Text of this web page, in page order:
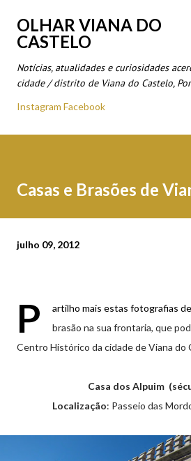
Avançar para o conteúdo
OLHAR VIANA DO
CASTELO
Notícias, atualidades e curiosidades
cidade / distrito de Viana do Castelo,
Instagram Facebook
Casas e Brasões de
julho 09, 2012
P
artilho mais estas fotografias
brasão na sua frontaria, que
Centro Histórico da cidade de Viana do
Casa dos Alpuim
Localização: Passeio das